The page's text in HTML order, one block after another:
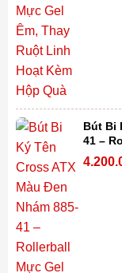
Bút Bi
41 –
Hoạt